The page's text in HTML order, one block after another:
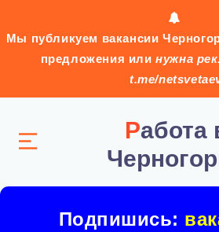
Мы публикуем вакансии
предложения илинужна
t.me/
Работа в
Подпишись: